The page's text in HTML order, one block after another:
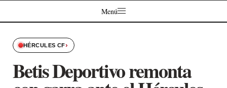
Menú
HÉRCULES CF›
Betis Deportivo remonta